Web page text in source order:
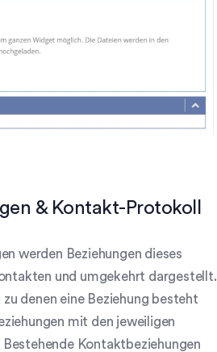
& Kontakt-Protokoll
werden Beziehungen dieses
und umgekehrt dargestellt.
denen eine Beziehung besteht
mit den jeweiligen
Kontaktbeziehungen